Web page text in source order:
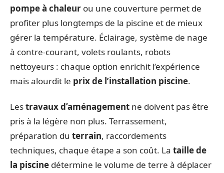
pompe à chaleur ou une couverture permet de
profiter plus longtemps de la piscine et de mieux
gérer la température. Éclairage, système de nage
à contre-courant, volets roulants, robots
nettoyeurs : chaque option enrichit l’expérience
mais alourdit le prix de l’installation piscine.
Lestravaux d’aménagement ne doivent pas être
pris à la légère non plus. Terrassement,
préparation du terrain, raccordements
techniques, chaque étape a son coût. La taille de
la piscine détermine le volume de terre à déplacer